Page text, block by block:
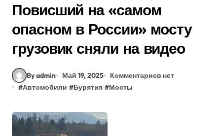
Повисший на «самом
опасном в России» мосту
грузовик сняли на видео
By admin Май 19, 2025
Комментариев нет
#Автомобили #Бурятия #Мосты